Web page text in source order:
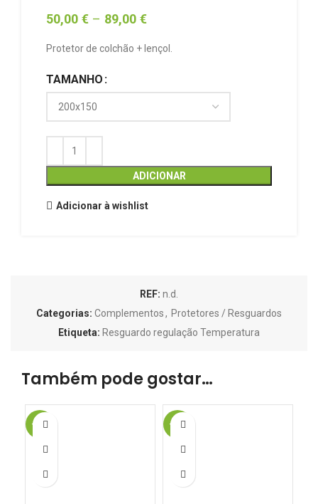
50,00 € – 89,00 €
Protetor de colchão + lençol.
TAMANHO
ADICIONAR
Adicionar à wishlist
REF: n.d.
Categorias: Complementos, Protetores / Resguardos
Etiqueta: Resguardo regulação Temperatura
Também pode gostar…
-18% -50%